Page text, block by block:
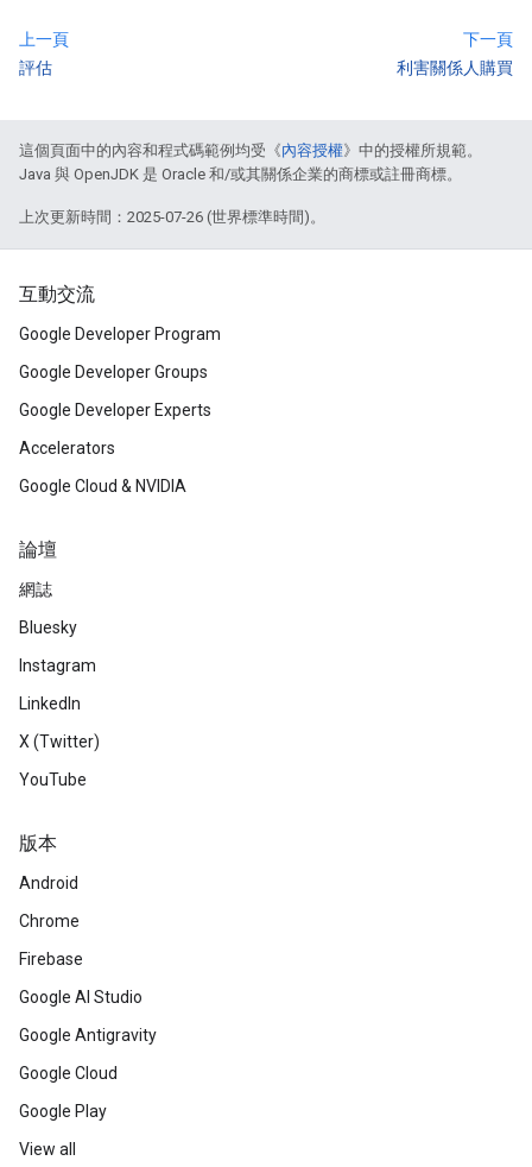
上一頁
評估
下一頁
利害關係人購買
這個頁面中的內容和程式碼範例均受《內容授權》中的授權所規範。
Java 與 OpenJDK 是 Oracle 和/或其關係企業的商標或註冊商標。
上次更新時間：2025-07-26 (世界標準時間)。
互動交流
Google Developer Program
Google Developer Groups
Google Developer Experts
Accelerators
Google Cloud & NVIDIA
論壇
網誌
Bluesky
Instagram
LinkedIn
X (Twitter)
YouTube
版本
Android
Chrome
Firebase
Google AI Studio
Google Antigravity
Google Cloud
Google Play
View all